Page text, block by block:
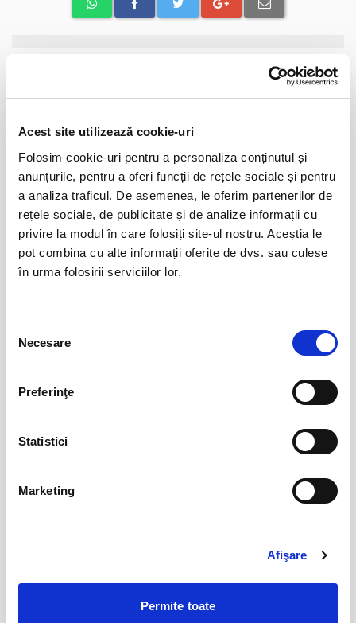
Acest site utilizează cookie-uri
Folosim cookie-uri pentru a personaliza conținutul și
anunțurile, pentru a oferi funcții de rețele sociale și pentru
a analiza traficul. De asemenea, le oferim partenerilor de
rețele sociale, de publicitate și de analize informații cu
privire la modul în care folosiți site-ul nostru. Aceștia le
pot combina cu alte informații oferite de dvs. sau culese
în urma folosirii serviciilor lor.
consimțământului
Necesare
Preferinţe
Statistici
Marketing
Afişare
Permite toate
Vlaha
BILETE
FESTOBAL
Bucuresti
BILETE
11
sept
sept
13
oct
oct